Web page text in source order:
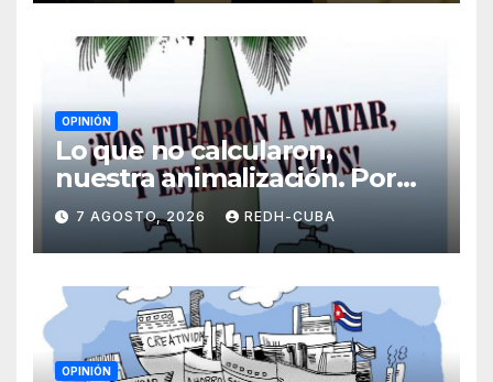
OPINIÓN
Lo que no calcularon,
nuestra animalización. Por
Laidi Fernández de Juan
7 AGOSTO, 2026 REDH-CUBA
OPINIÓN